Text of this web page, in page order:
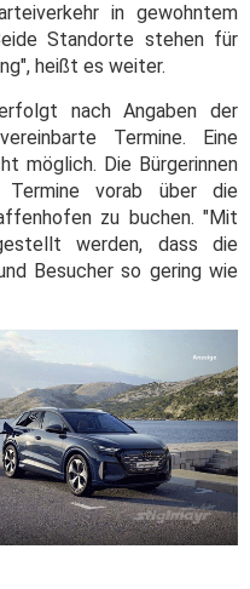
in gewohntem
Standorte stehen für
heißt es weiter.
nach Angaben der
Termine. Eine
möglich. Die Bürgerinnen
vorab über die
zu buchen. "Mit
werden, dass die
Besucher so gering wie